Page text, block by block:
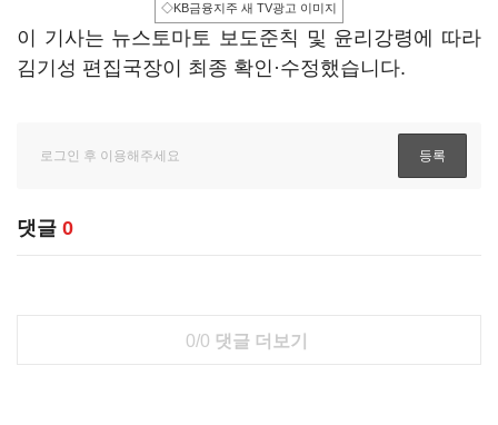
◇KB금융지주 새 TV광고 이미지
이 기사는 뉴스토마토 보도준칙 및 윤리강령에 따라
김기성 편집국장이 최종 확인·수정했습니다.
댓글 0
0/0 댓글 더보기